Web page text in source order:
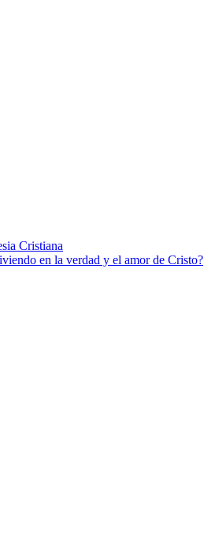
en la verdad y el amor de Cristo?